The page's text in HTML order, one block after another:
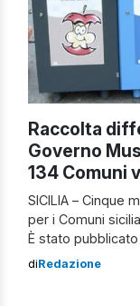
Raccolta
Governo
134 Comuni
SICILIA – Cinque
per i Comuni
È stato
assessoriale
diRedazione